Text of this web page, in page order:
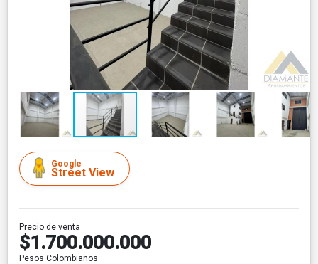
Google
Street View
Precio de venta
$1.700.000.000
Pesos Colombianos